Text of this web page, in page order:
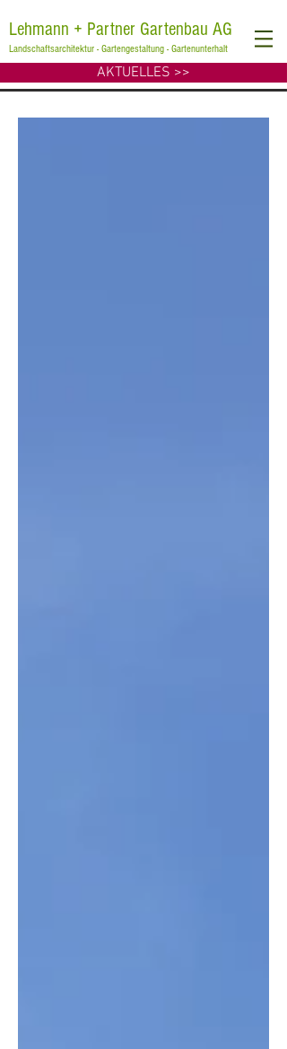
Lehmann + Partner Gartenbau AG
Landschaftsarchitektur - Gartengestaltung - Gartenunterhalt
AKTUELLES >>